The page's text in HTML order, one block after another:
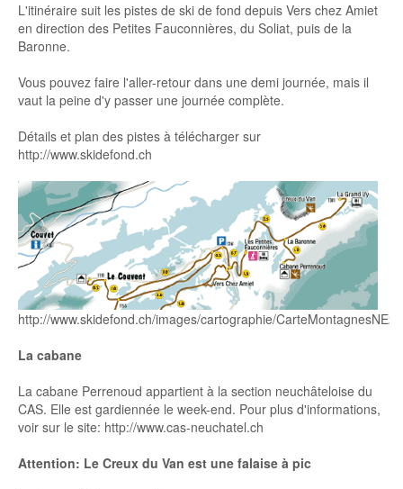
L'itinéraire suit les pistes de ski de fond depuis Vers chez Amiet
en direction des Petites Fauconnières, du Soliat, puis de la
Baronne.
Vous pouvez faire l'aller-retour dans une demi journée, mais il
vaut la peine d'y passer une journée complète.
Détails et plan des pistes à télécharger sur
http://www.skidefond.ch
http://www.skidefond.ch/images/cartographie/
La cabane
La cabane Perrenoud appartient à la section neuchâteloise du
CAS. Elle est gardiennée le week-end. Pour plus d'informations,
voir sur le site: http://www.cas-neuchatel.ch
Attention: Le Creux du Van est une falaise à pic